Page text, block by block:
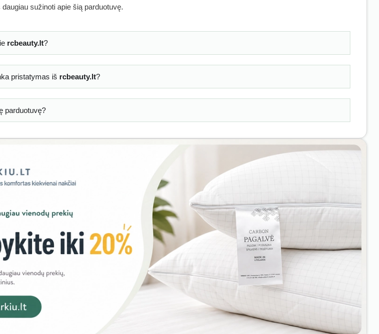
sužinoti apie šią parduotuvę.
rcbeauty.lt?
pristatymas iš rcbeauty.lt?
parduotuvę?